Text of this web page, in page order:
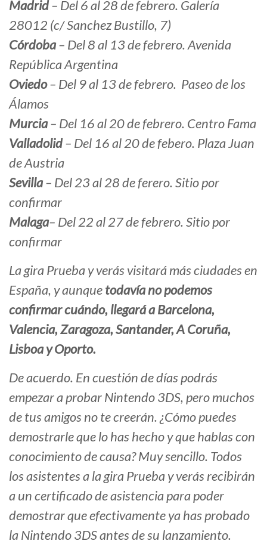
Madrid– Del 6 al 28 de febrero. Galería
28012 (c/ Sanchez Bustillo, 7)
Córdoba– Del 8 al 13 de febrero. Avenida
República Argentina
Oviedo– Del 9 al 13 de febrero. Paseo de los
Álamos
Murcia– Del 16 al 20 de febrero. Centro Fama
Valladolid– Del 16 al 20 de febero. Plaza Juan
de Austria
Sevilla– Del 23 al 28 de ferero. Sitio por
confirmar
Malaga– Del 22 al 27 de febrero. Sitio por
confirmar
La gira Prueba y verás visitará más ciudades en
España, y aunquetodavía no podemos
confirmar cuándo, llegará a Barcelona,
Valencia, Zaragoza, Santander, A Coruña,
Lisboa y Oporto.
De acuerdo. En cuestión de días podrás
empezar a probar Nintendo 3DS, pero muchos
de tus amigos no te creerán. ¿Cómo puedes
demostrarle que lo has hecho y que hablas con
conocimiento de causa? Muy sencillo. Todos
los asistentes a la gira Prueba y verás recibirán
a un certificado de asistencia para poder
demostrar que efectivamente ya has probado
la Nintendo 3DS antes de su lanzamiento.